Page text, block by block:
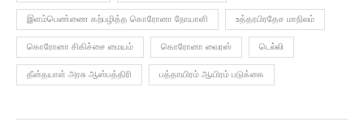
இளம்பெண்ணை கற்பழித்த கொரோனா நோயாளி உத்தரபிரதேச மாநிலம்
கொரோனா சிகிச்சை மையம் கொரோனா வைரஸ் டெல்லி
தீன்தயாள் அரசு ஆஸ்பத்திரி பத்தாயிரம் ஆயிரம் படுக்கை